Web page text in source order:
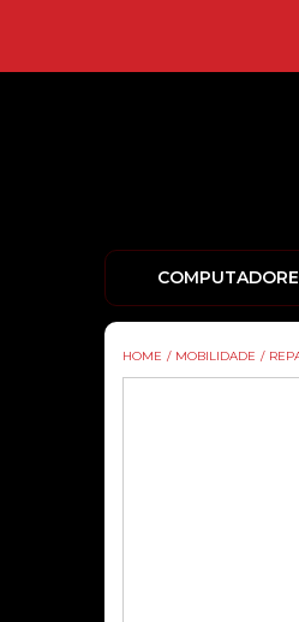
HOME / MOBILIDADE /